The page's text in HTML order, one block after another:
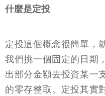
什麼是定投
定投這個概念很簡單，
我們挑一個固定的日期
出部分金額去投資某一
的零存整取。定投其實